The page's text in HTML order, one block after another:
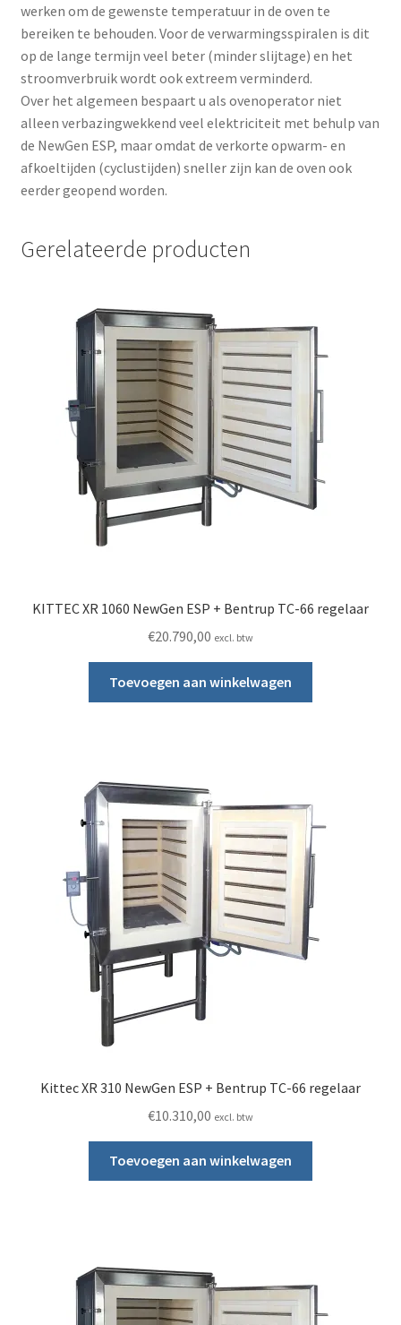
werken om de gewenste temperatuur in de oven te
bereiken te behouden. Voor de verwarmingsspiralen is dit
op de lange termijn veel beter (minder slijtage) en het
stroomverbruik wordt ook extreem verminderd.
Over het algemeen bespaart u als ovenoperator niet
alleen verbazingwekkend veel elektriciteit met behulp van
de NewGen ESP, maar omdat de verkorte opwarm- en
afkoeltijden (cyclustijden) sneller zijn kan de oven ook
eerder geopend worden.
Gerelateerde producten
KITTEC XR 1060 NewGen ESP + Bentrup TC-66 regelaar
€20.790,00 excl. btw
Toevoegen aan winkelwagen
Kittec XR 310 NewGen ESP + Bentrup TC-66 regelaar
€10.310,00 excl. btw
Toevoegen aan winkelwagen